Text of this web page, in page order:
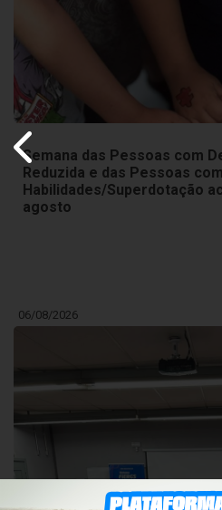
Semana das Pessoas com
Reduzida e das Pessoas
Habilidades/Superdotação
agosto
06/08/2026